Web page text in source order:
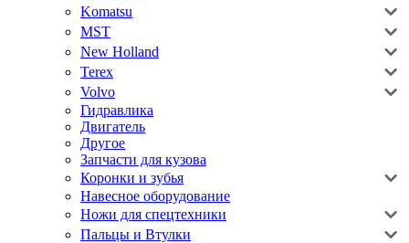
Komatsu
MST
New Holland
Terex
Volvo
Гидравлика
Двигатель
Другое
Запчасти для кузова
Коронки и зубья
Навесное оборудование
Ножи для спецтехники
Пальцы и Втулки